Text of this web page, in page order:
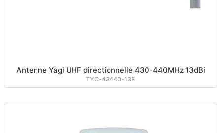
Antenne Yagi UHF directionnelle 430-440MHz 13dBi
TYC-43440-13E